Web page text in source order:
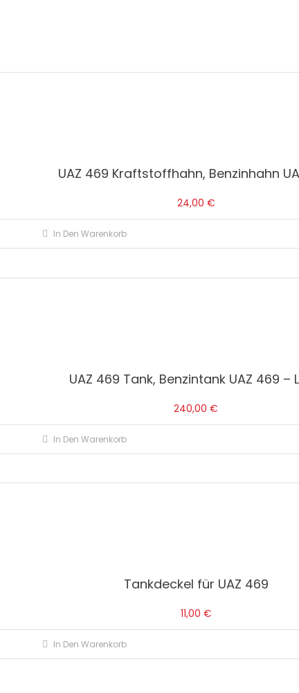
UAZ 469 Kraftstoffhahn, Benzinhahn
24,00 €
In Den Warenkorb
UAZ 469 Tank, Benzintank UAZ 469 –
240,00 €
In Den Warenkorb
Tankdeckel für UAZ 469
11,00 €
In Den Warenkorb